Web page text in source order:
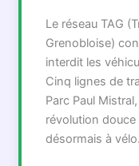
Le réseau TAG
Grenobloise)
interdit les
Cinq lignes de
Parc Paul
révolution
désormais à vélo.